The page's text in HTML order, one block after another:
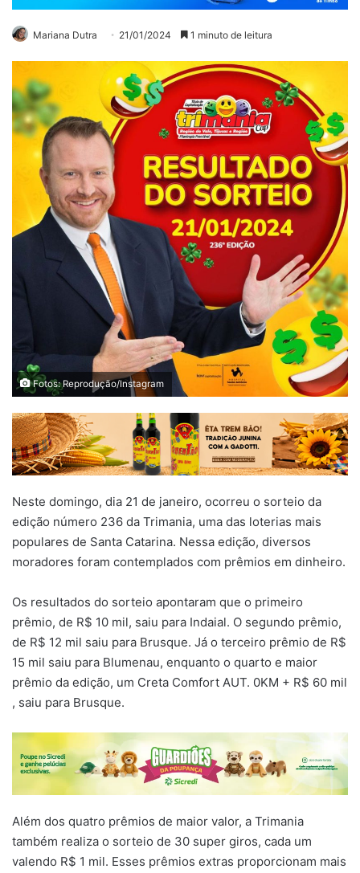
Mariana Dutra 21/01/2024 1 minuto de leitura
Fotos: Reprodução/Instagram
Neste domingo, dia 21 de janeiro, ocorreu o sorteio da
edição número 236 da Trimania, uma das loterias mais
populares de Santa Catarina. Nessa edição, diversos
moradores foram contemplados com prêmios em dinheiro.
Os resultados do sorteio apontaram que o primeiro
prêmio, de R$ 10 mil, saiu para Indaial. O segundo prêmio,
de R$ 12 mil saiu para Brusque. Já o terceiro prêmio de R$
15 mil saiu para Blumenau, enquanto o quarto e maior
prêmio da edição, um Creta Comfort AUT. 0KM + R$ 60 mil
, saiu para Brusque.
Além dos quatro prêmios de maior valor, a Trimania
também realiza o sorteio de 30 super giros, cada um
valendo R$ 1 mil. Esses prêmios extras proporcionam mais